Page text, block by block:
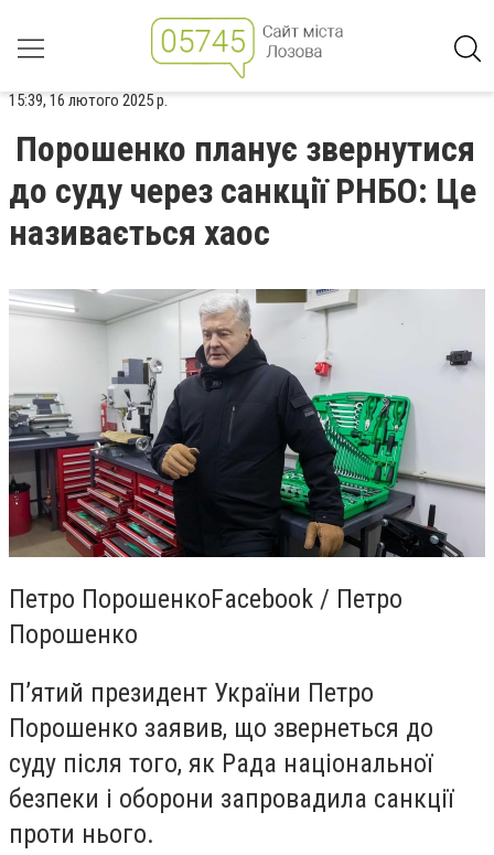
15:39, 16 лютого 2025 р.
Порошенко планує звернутися
до суду через санкції РНБО: Це
називається хаос
Петро ПорошенкоFacebook / Петро
Порошенко
Пʼятий президент України Петро
Порошенко заявив, що звернеться до
суду після того, як Рада національної
безпеки і оборони запровадила санкції
проти нього.